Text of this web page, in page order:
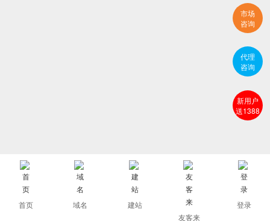
首页 域名
建站
友客来
登录
市场
咨询
代理
咨询
新用户
送1388